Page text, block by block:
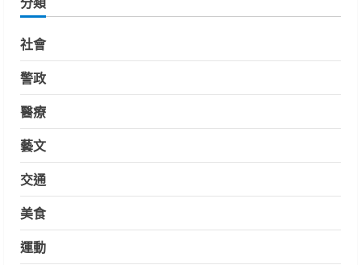
社會
警政
醫療
藝文
交通
美食
運動